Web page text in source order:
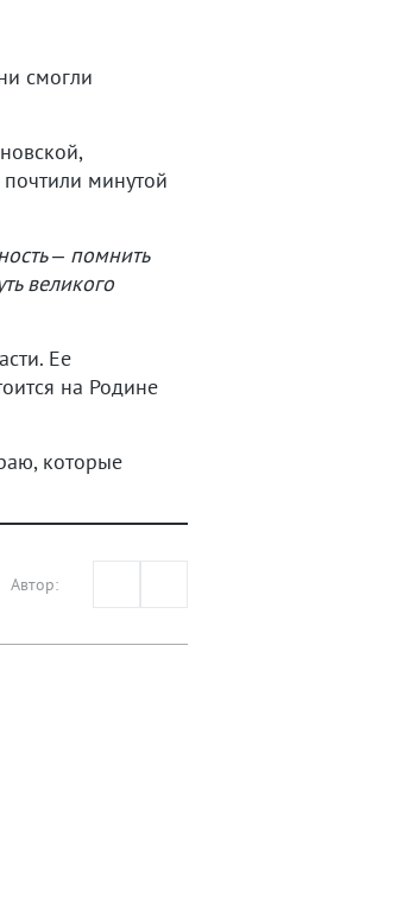
смогли
минутой
– помнить
великого
Ее
на Родине
которые
Автор: